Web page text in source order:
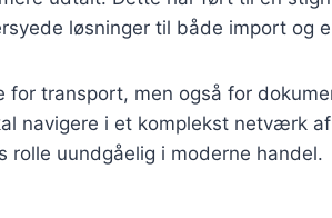
løsninger til både import og
for transport, men også for
navigere i et komplekst netværk
rolle uundgåelig i moderne handel.